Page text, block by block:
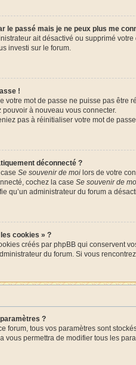
le passé mais je ne peux plus me
ait désactivé ou supprimé
investi sur le forum.
!
votre mot de passe ne puisse pas
à nouveau vous connecter.
pas à réinitialiser votre mot de
déconnecté ?
Se souvenir de moi lors de votre
cochez la case Se souvenir de
qu’un administrateur du forum a
cookies » ?
créés par phpBB qui conservent
du forum. Si vous
?
forum, tous vos paramètres sont
vous permettra de modifier tous les